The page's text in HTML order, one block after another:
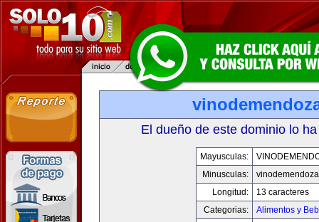
El dueño de este dominio lo
Mayusculas:
Minusculas:
Longitud:
13 caracteres
Categorias:
Alimentos y